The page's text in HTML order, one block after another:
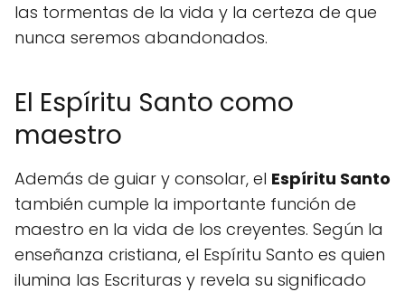
las tormentas de la vida y la certeza de que
nunca seremos abandonados.
El Espíritu Santo como
maestro
Además de guiar y consolar, el Espíritu Santo
también cumple la importante función de
maestro en la vida de los creyentes. Según la
enseñanza cristiana, el Espíritu Santo es quien
ilumina las Escrituras y revela su significado